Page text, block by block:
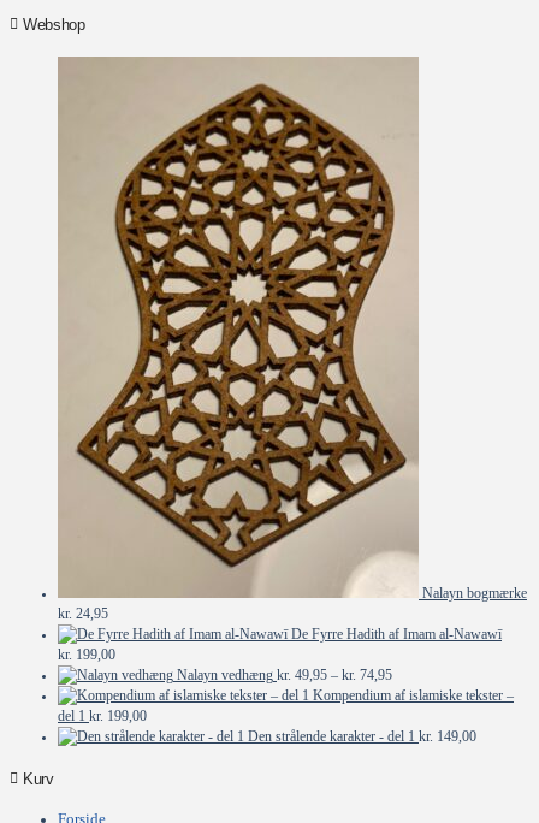
Webshop
Nalayn bogmærke
kr. 24,95
De Fyrre Hadith af Imam al-Nawawī
kr. 199,00
Nalayn vedhæng kr. 49,95 – kr. 74,95Prisinterval:
kr. 49,95
kr. 74,95
Kompendium af islamiske tekster –
del 1 kr. 199,00
Den strålende karakter - del 1 kr. 149,00
Kurv
Forside